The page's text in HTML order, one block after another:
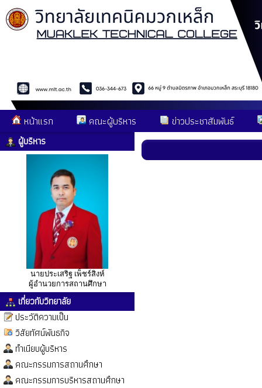
หน้าแรก คณะผู้บริหาร ข่าวประชาสัมพันธ์
ผู้บริหาร
นายประเสริฐ เพ็ชร์สิงห์
ผู้อำนวยการสถานศึกษา
เกี่ยวกับวิทยาลัย
ประวัติความเป็น
วิสัยทัศน์พันธกิจ
ทำเนียบผู้บริหาร
คณะกรรมการสถานศึกษา
คณะกรรมการบริหารสถานศึกษา